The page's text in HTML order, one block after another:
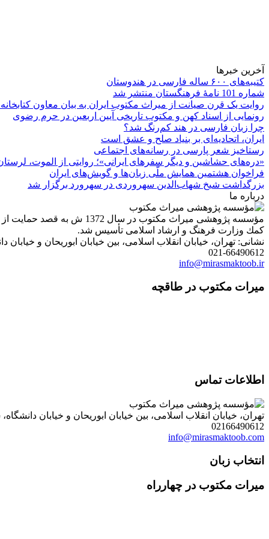
آخرین خبرها
کتیبه‌های ۶۰۰ ساله فارسی در هندوستان
شماره 101 نامۀ فرهنگستان منتشر شد
روایت یک قرن صیانت از میراث مکتوب ایران به بیان معاون
رونمایی از اسناد کهن و مکتوب تاریخی آیین اربعین در حرم رضوی
چرا زبان فارسی در هند کم‌رنگ شد؟
ایران، اتحادیه‌ای بر بنیاد صلح و عشق است
رستاخیز شعر پارسی در رسانه‌های اجتماعی
«دره‌های حشاشین و دیگر سفرهای ایرانی»؛ روایتی از الموت، لرستان
فراخوان هشتمین همایش ملّی زبان‌ها و گویش‌های ایران
بزرگداشت شیخ شهاب‌الدین سهروردی در سهرورد برگزار شد
درباره ما
مؤسسه پژوهشی میراث
كمك وزارت فرهنگ و ارشاد اسلامی تأسیس شد.
نشانی: تهران، خیابان انقلاب اسلامی، بین خیابان ابوریحان و خیابان دانشگاه، شمارۀ 1182
021-66490612
info@mirasmaktoob.ir
میرات مکتوب در طاقچه
اطلاعات تماس
تهران، خیابان انقلاب اسلامی، بین خیابان ابوریحان و خیابان دانشگاه، شمارۀ 1182 (ساختمان فروردین)، طبقۀ دوم، واحد 8 ، روابط عمومی مؤسسه پژوهی میراث مکتوب؛
02166490612
info@mirasmaktoob.com
انتخاب زبان
میرات مکتوب در چهارراه